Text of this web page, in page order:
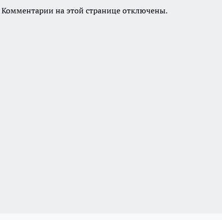
Комментарии на этой странице отключены.